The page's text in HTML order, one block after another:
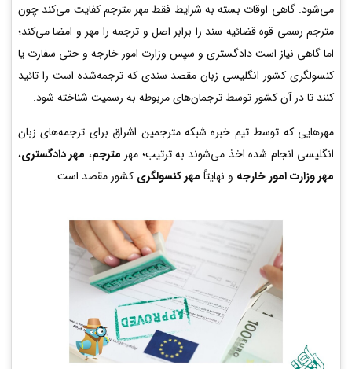
می‌شود. گاهی اوقات بسته به شرایط فقط مهر مترجم کفایت می‌کند چون
مترجم رسمی قوه قضائیه سند را برابر اصل و ترجمه را مهر و امضا می‌کند؛
اما گاهی نیاز است دادگستری و سپس وزارت امور خارجه و حتی سفارت یا
کنسولگری کشور انگلیسی زبان مقصد سندی که ترجمه‌شده است را تائید
کنند تا در آن کشور توسط ترجمان‌های مربوطه به رسمیت شناخته شود.
مهرهایی که توسط تیم خبره شبکه مترجمین اشراق برای ترجمه‌های زبان
انگلیسی انجام شده اخذ می‌شوند به ترتیب؛ مهر مترجم، مهر دادگستری،
مهر وزارت امور خارجه و نهایتاً مهر کنسولگری کشور مقصد است.